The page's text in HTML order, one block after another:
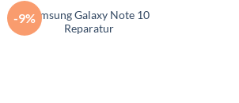
-9%Samsung Galaxy Note 10
Reparatur